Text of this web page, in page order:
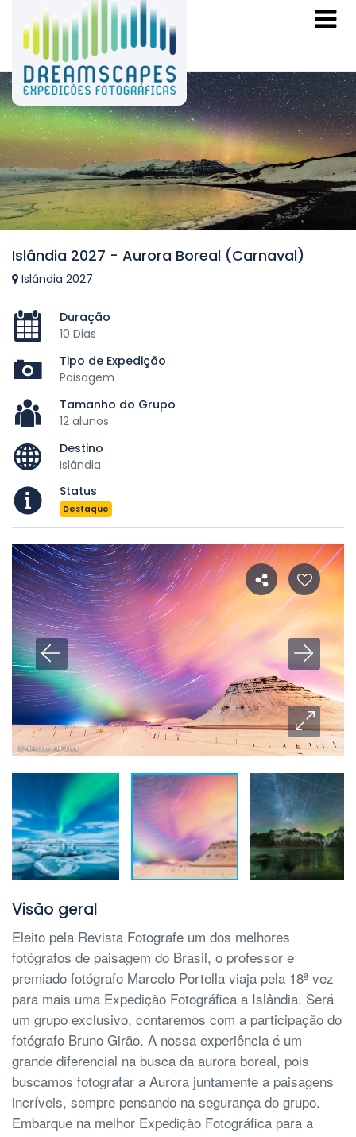
Islândia 2027 - Aurora Boreal (Carnaval)
Islândia 2027
Duração
10 Dias
Tipo de Expedição
Paisagem
Tamanho do Grupo
12 alunos
Destino
Islândia
Status
Destaque
Visão geral
Eleito pela Revista Fotografe um dos melhores
fotógrafos de paisagem do Brasil, o professor e
premiado fotógrafo Marcelo Portella viaja pela 18ª vez
para mais uma Expedição Fotográfica a Islândia. Será
um grupo exclusivo, contaremos com a participação do
fotógrafo Bruno Girão. A nossa experiência é um
grande diferencial na busca da aurora boreal, pois
buscamos fotografar a Aurora juntamente a paisagens
incríveis, sempre pensando na segurança do grupo.
Embarque na melhor Expedição Fotográfica para a